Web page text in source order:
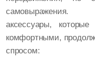
самовыражения.
аксессуары,
комфортными,
спросом: